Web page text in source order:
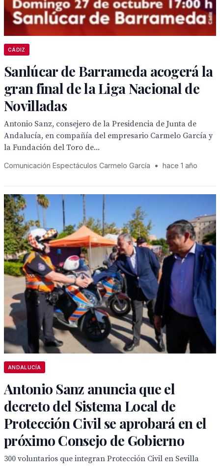
CÁDIZ
Sanlúcar de Barrameda acogerá la
gran final de la Liga Nacional de
Novilladas
Antonio Sanz, consejero de la Presidencia de Junta de
Andalucía, en compañía del empresario Carmelo García y
la Fundación del Toro de...
Comunicación Espectáculos Carmelo García • hace 1 año
ANDALUCÍA
Antonio Sanz anuncia que el
decreto del Sistema Local de
Protección Civil se aprobará en el
próximo Consejo de Gobierno
300 voluntarios que integran Protección Civil en Sevilla